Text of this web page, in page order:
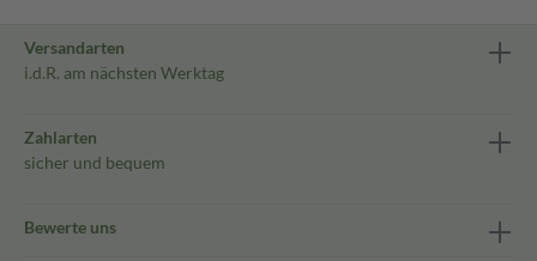
Versandarten
i.d.R. am nächsten Werktag
Zahlarten
sicher und bequem
Bewerte uns